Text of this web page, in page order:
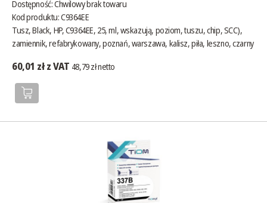
Dostępność:Chwilowy brak towaru
Kod produktu: C9364EE
Tusz, Black, HP, C9364EE, 25, ml, wskazują, poziom, tuszu, chip, SCC),
zamiennik, refabrykowany, poznań, warszawa, kalisz, piła, leszno, czarny
60,01 zł z VAT 48,79 zł netto